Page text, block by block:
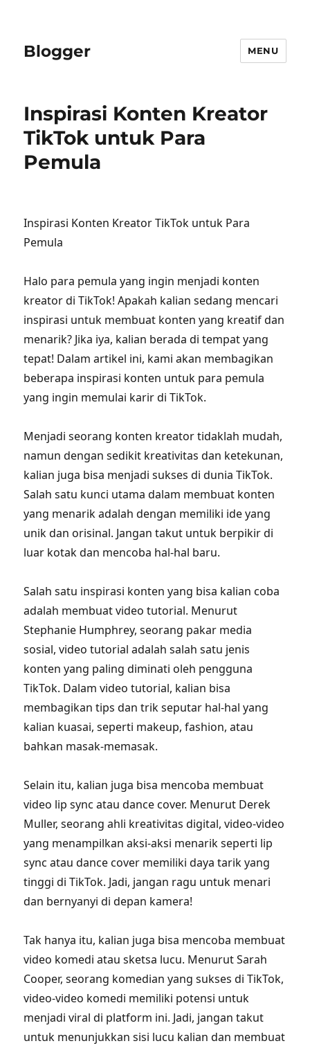
Blogger MENU
Inspirasi Konten Kreator
TikTok untuk Para
Pemula
Inspirasi Konten Kreator TikTok untuk Para
Pemula
Halo para pemula yang ingin menjadi konten
kreator di TikTok! Apakah kalian sedang mencari
inspirasi untuk membuat konten yang kreatif dan
menarik? Jika iya, kalian berada di tempat yang
tepat! Dalam artikel ini, kami akan membagikan
beberapa inspirasi konten untuk para pemula
yang ingin memulai karir di TikTok.
Menjadi seorang konten kreator tidaklah mudah,
namun dengan sedikit kreativitas dan ketekunan,
kalian juga bisa menjadi sukses di dunia TikTok.
Salah satu kunci utama dalam membuat konten
yang menarik adalah dengan memiliki ide yang
unik dan orisinal. Jangan takut untuk berpikir di
luar kotak dan mencoba hal-hal baru.
Salah satu inspirasi konten yang bisa kalian coba
adalah membuat video tutorial. Menurut
Stephanie Humphrey, seorang pakar media
sosial, video tutorial adalah salah satu jenis
konten yang paling diminati oleh pengguna
TikTok. Dalam video tutorial, kalian bisa
membagikan tips dan trik seputar hal-hal yang
kalian kuasai, seperti makeup, fashion, atau
bahkan masak-memasak.
Selain itu, kalian juga bisa mencoba membuat
video lip sync atau dance cover. Menurut Derek
Muller, seorang ahli kreativitas digital, video-video
yang menampilkan aksi-aksi menarik seperti lip
sync atau dance cover memiliki daya tarik yang
tinggi di TikTok. Jadi, jangan ragu untuk menari
dan bernyanyi di depan kamera!
Tak hanya itu, kalian juga bisa mencoba membuat
video komedi atau sketsa lucu. Menurut Sarah
Cooper, seorang komedian yang sukses di TikTok,
video-video komedi memiliki potensi untuk
menjadi viral di platform ini. Jadi, jangan takut
untuk menunjukkan sisi lucu kalian dan membuat